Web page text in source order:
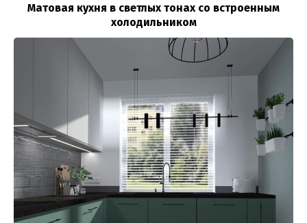
Матовая кухня в светлых тонах со встроенным
холодильником